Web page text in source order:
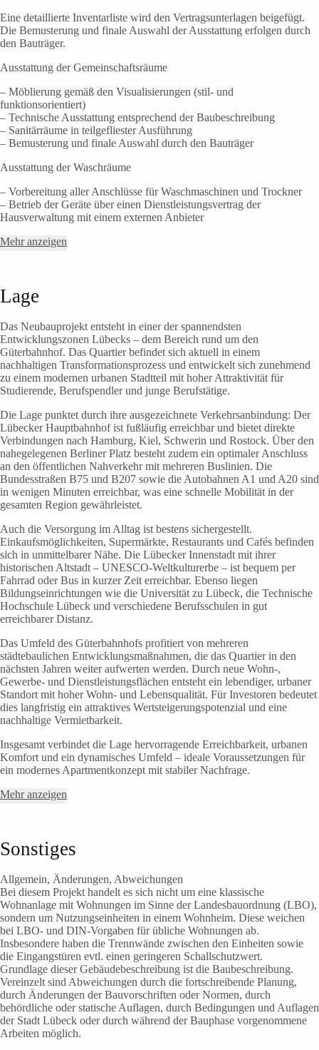
Eine detaillierte Inventarliste wird den Vertragsunterlagen beigefügt.
Die Bemusterung und finale Auswahl der Ausstattung erfolgen durch
den Bauträger.
Ausstattung der Gemeinschaftsräume
– Möblierung gemäß den Visualisierungen (stil- und
funktionsorientiert)
– Technische Ausstattung entsprechend der Baubeschreibung
– Sanitärräume in teilgefliester Ausführung
– Bemusterung und finale Auswahl durch den Bauträger
Ausstattung der Waschräume
– Vorbereitung aller Anschlüsse für Waschmaschinen und Trockner
– Betrieb der Geräte über einen Dienstleistungsvertrag der
Hausverwaltung mit einem externen Anbieter
Mehr anzeigen
Lage
Das Neubauprojekt entsteht in einer der spannendsten
Entwicklungszonen Lübecks – dem Bereich rund um den
Güterbahnhof. Das Quartier befindet sich aktuell in einem
nachhaltigen Transformationsprozess und entwickelt sich zunehmend
zu einem modernen urbanen Stadtteil mit hoher Attraktivität für
Studierende, Berufspendler und junge Berufstätige.
Die Lage punktet durch ihre ausgezeichnete Verkehrsanbindung: Der
Lübecker Hauptbahnhof ist fußläufig erreichbar und bietet direkte
Verbindungen nach Hamburg, Kiel, Schwerin und Rostock. Über den
nahegelegenen Berliner Platz besteht zudem ein optimaler Anschluss
an den öffentlichen Nahverkehr mit mehreren Buslinien. Die
Bundesstraßen B75 und B207 sowie die Autobahnen A1 und A20 sind
in wenigen Minuten erreichbar, was eine schnelle Mobilität in der
gesamten Region gewährleistet.
Auch die Versorgung im Alltag ist bestens sichergestellt.
Einkaufsmöglichkeiten, Supermärkte, Restaurants und Cafés befinden
sich in unmittelbarer Nähe. Die Lübecker Innenstadt mit ihrer
historischen Altstadt – UNESCO-Weltkulturerbe – ist bequem per
Fahrrad oder Bus in kurzer Zeit erreichbar. Ebenso liegen
Bildungseinrichtungen wie die Universität zu Lübeck, die Technische
Hochschule Lübeck und verschiedene Berufsschulen in gut
erreichbarer Distanz.
Das Umfeld des Güterbahnhofs profitiert von mehreren
städtebaulichen Entwicklungsmaßnahmen, die das Quartier in den
nächsten Jahren weiter aufwerten werden. Durch neue Wohn-,
Gewerbe- und Dienstleistungsflächen entsteht ein lebendiger, urbaner
Standort mit hoher Wohn- und Lebensqualität. Für Investoren bedeutet
dies langfristig ein attraktives Wertsteigerungspotenzial und eine
nachhaltige Vermietbarkeit.
Insgesamt verbindet die Lage hervorragende Erreichbarkeit, urbanen
Komfort und ein dynamisches Umfeld – ideale Voraussetzungen für
ein modernes Apartmentkonzept mit stabiler Nachfrage.
Mehr anzeigen
Sonstiges
Allgemein, Änderungen, Abweichungen
Bei diesem Projekt handelt es sich nicht um eine klassische
Wohnanlage mit Wohnungen im Sinne der Landesbauordnung (LBO),
sondern um Nutzungseinheiten in einem Wohnheim. Diese weichen
bei LBO- und DIN-Vorgaben für übliche Wohnungen ab.
Insbesondere haben die Trennwände zwischen den Einheiten sowie
die Eingangstüren evtl. einen geringeren Schallschutzwert.
Grundlage dieser Gebäudebeschreibung ist die Baubeschreibung.
Vereinzelt sind Abweichungen durch die fortschreibende Planung,
durch Änderungen der Bauvorschriften oder Normen, durch
behördliche oder statische Auflagen, durch Bedingungen und Auflagen
der Stadt Lübeck oder durch während der Bauphase vorgenommene
Arbeiten möglich.